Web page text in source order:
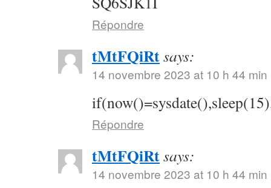
Répondre
tMtFQiRtsays:
14 novembre 2023 at 10 h 44 min
Répondre
tMtFQiRtsays:
14 novembre 2023 at 10 h 44 min